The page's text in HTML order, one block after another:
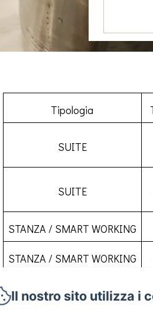
Tipologia
SUITE
SUITE
STANZA / SMART WORKING
STANZA / SMART WORKING
Il nostro sito utilizza i